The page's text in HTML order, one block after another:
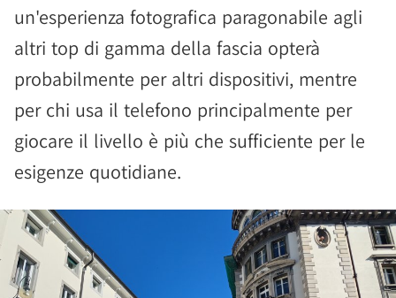
un'esperienza fotografica paragonabile agli
altri top di gamma della fascia opterà
probabilmente per altri dispositivi, mentre
per chi usa il telefono principalmente per
giocare il livello è più che sufficiente per le
esigenze quotidiane.